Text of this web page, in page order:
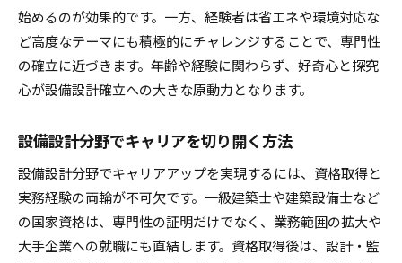
始めるのが効果的です。一方、経験者は省エネや環境対応な
ど高度なテーマにも積極的にチャレンジすることで、専門性
の確立に近づきます。年齢や経験に関わらず、好奇心と探究
心が設備設計確立への大きな原動力となります。
設備設計分野でキャリアを切り開く方法
設備設計分野でキャリアアップを実現するには、資格取得と
実務経験の両輪が不可欠です。一級建築士や建築設備士など
の国家資格は、専門性の証明だけでなく、業務範囲の拡大や
大手企業への就職にも直結します。資格取得後は、設計・監